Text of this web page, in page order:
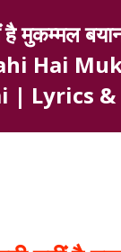
है मुकम्मल
Hai
| Lyrics